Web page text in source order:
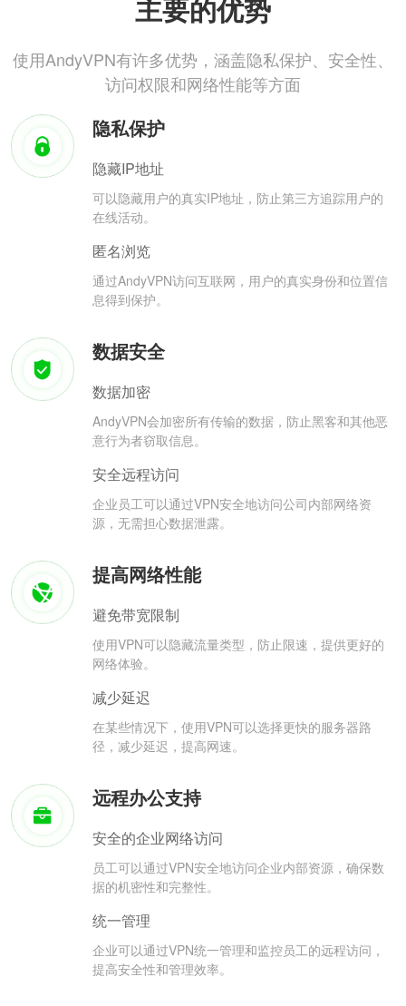
主要的优势
使用AndyVPN有许多优势，涵盖隐私保护、安全性、
访问权限和网络性能等方面
隐私保护
隐藏IP地址
可以隐藏用户的真实IP地址，防止第三方追踪用户的
在线活动。
匿名浏览
通过AndyVPN访问互联网，用户的真实身份和位置信
息得到保护。
数据安全
数据加密
AndyVPN会加密所有传输的数据，防止黑客和其他恶
意行为者窃取信息。
安全远程访问
企业员工可以通过VPN安全地访问公司内部网络资
源，无需担心数据泄露。
提高网络性能
避免带宽限制
使用VPN可以隐藏流量类型，防止限速，提供更好的
网络体验。
减少延迟
在某些情况下，使用VPN可以选择更快的服务器路
径，减少延迟，提高网速。
远程办公支持
安全的企业网络访问
员工可以通过VPN安全地访问企业内部资源，确保数
据的机密性和完整性。
统一管理
企业可以通过VPN统一管理和监控员工的远程访问，
提高安全性和管理效率。